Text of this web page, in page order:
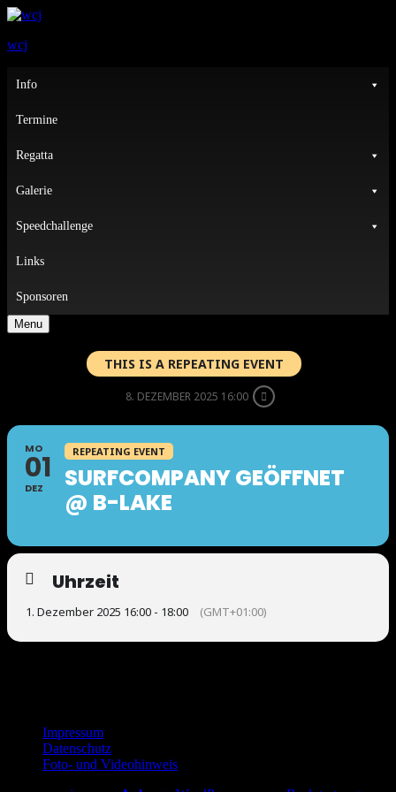
wcj
Primary
Info
Termine
Regatta
Galerie
Speedchallenge
Links
Sponsoren
Menu
THIS IS A REPEATING EVENT
8. DEZEMBER 2025 16:00
MO
01
DEZ
REPEATING EVENT
SURFCOMPANY GEÖFFNET
@ B-LAKE
Uhrzeit
1. Dezember 2025 16:00 - 18:00 (GMT+01:00)
Footer
sidebar
Impressum
Datenschutz
Foto- und Videohinweis